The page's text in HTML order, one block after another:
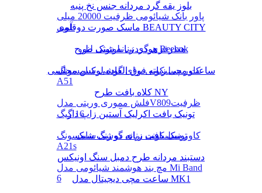
پاور بانک شیائومی ظرفیت 20000 میلی
آمپر
هندزفری گردنی بلوتوثی لنوو
کاور سیلیکونی برای گوشی سامسونگ
A51
فلش مموری وریتی مدلV809ظرفیت
16 گیگ
کاور سیلیکونی برای گوشی سامسونگ
A21s
مچ بند هوشمند شیائومی مدل Mi Band
6
بلوز یقه گرد مردانه جنس نخ پنبه
ماسک صورت دوقلوی BEAUTY CITY
هودی زنانه شیک طرح Reebok
ساعت مچی زنانه فوق العاده لوکس مجلسی
کلاه بافت طرح NY
تونیک بافت اکرلیک آستین زاپ دار
تونیک بافت زنانه دو رنگ شیک
دستبند مردانه طرح دمبل سنگ اونیکس
ساعت مچی دیجیتال مدل MK1